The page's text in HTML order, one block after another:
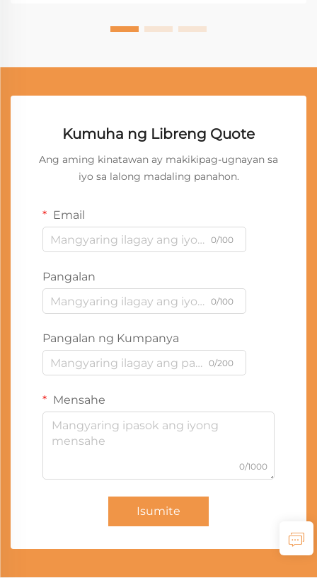
Kumuha ng Libreng Quote
Ang aming kinatawan ay makikipag-ugnayan sa
iyo sa lalong madaling panahon.
Email
0/100
Pangalan
0/100
Pangalan ng Kumpanya
0/200
Mensahe
0/1000
Isumite